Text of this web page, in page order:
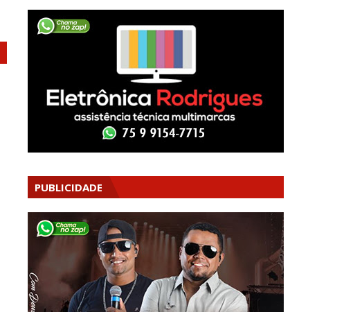
PUBLICIDADE